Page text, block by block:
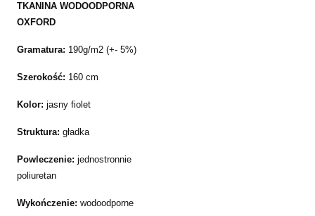
TKANINA WODOODPORNA
OXFORD
Gramatura: 190g/m2 (+- 5%)
Szerokość: 160 cm
Kolor: jasny fiolet
Struktura: gładka
Powleczenie: jednostronnie
poliuretan
Wykończenie: wodoodporne